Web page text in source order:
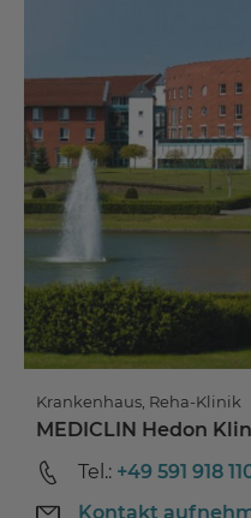
Krankenhaus, Reha-Klinik
MEDICLIN Hedon
Tel.: +49 591 918
Kontakt